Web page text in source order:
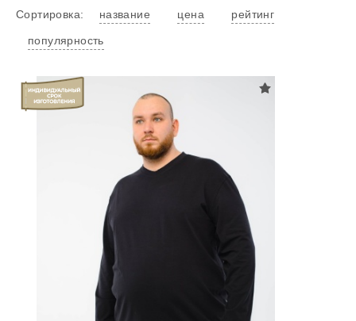
Сортировка: название цена рейтинг
популярность